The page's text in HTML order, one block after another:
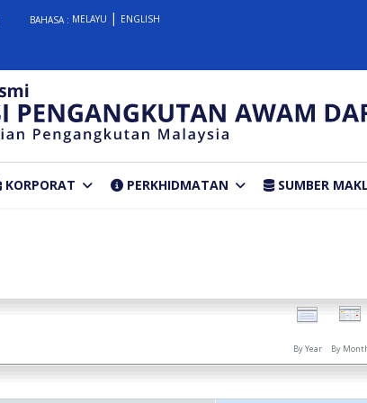
BAHASA : MELAYU ENGLISH
KORPORAT PERKHIDMATAN SUMBER
By Year By